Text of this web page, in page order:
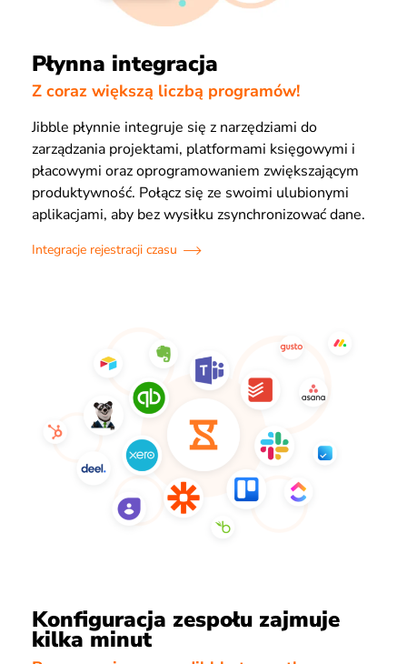
Płynna integracja
Z coraz większą liczbą programów!
Jibble płynnie integruje się z narzędziami do
zarządzania projektami, platformami księgowymi i
płacowymi oraz oprogramowaniem zwiększającym
produktywność. Połącz się ze swoimi ulubionymi
aplikacjami, aby bez wysiłku zsynchronizować dane.
Integracje rejestracji czasu
Konfiguracja zespołu zajmuje
kilka minut